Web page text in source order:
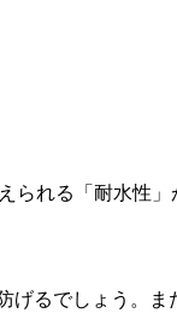
られる「耐水性」
げるでしょう。ま